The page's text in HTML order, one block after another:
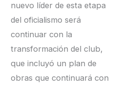
nuevo líder de esta etapa
del oficialismo será
continuar con la
transformación del club,
que incluyó un plan de
obras que continuará con